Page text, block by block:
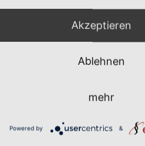
Akzeptieren
Ablehnen
mehr
Powered by &